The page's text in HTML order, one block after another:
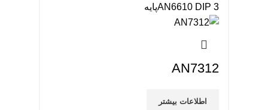
AN6610 DIP 3پایه
AN7312
اطلاعات بیشتر